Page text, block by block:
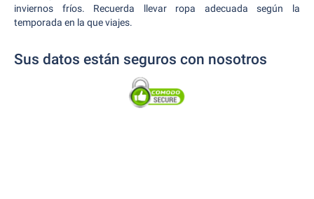
inviernos fríos. Recuerda llevar ropa adecuada según la
temporada en la que viajes.
Sus datos están seguros con nosotros